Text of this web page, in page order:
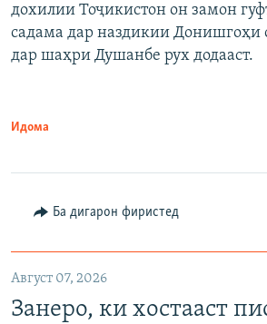
дохилии Тоҷикистон он замон
садама дар наздикии Донишгоҳи
дар шаҳри Душанбе рух додааст.
Идома
Ба дигарон фиристед
Август 07, 2026
Занеро, ки хостааст